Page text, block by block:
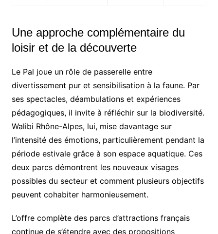
Une approche complémentaire du
loisir et de la découverte
Le Pal joue un rôle de passerelle entre
divertissement pur et sensibilisation à la faune. Par
ses spectacles, déambulations et expériences
pédagogiques, il invite à réfléchir sur la biodiversité.
Walibi Rhône-Alpes, lui, mise davantage sur
l’intensité des émotions, particulièrement pendant la
période estivale grâce à son espace aquatique. Ces
deux parcs démontrent les nouveaux visages
possibles du secteur et comment plusieurs objectifs
peuvent cohabiter harmonieusement.
L’offre complète des parcs d’attractions français
continue de s’étendre avec des propositions